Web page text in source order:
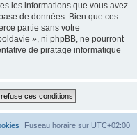
les informations que vous avez
de données. Bien que ces
partie sans votre
», ni phpBB, ne pourront
de piratage informatique
Fuseau horaire sur UTC+02:00